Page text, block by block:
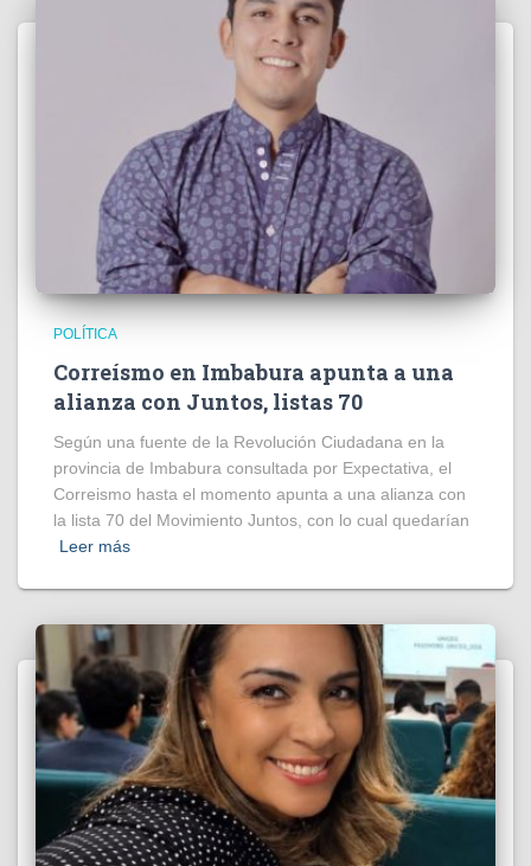
POLÍTICA
Correísmo en Imbabura apunta a una
alianza con Juntos, listas 70
Según una fuente de la Revolución Ciudadana en la
provincia de Imbabura consultada por Expectativa, el
Correismo hasta el momento apunta a una alianza con
la lista 70 del Movimiento Juntos, con lo cual quedarían
Leer más